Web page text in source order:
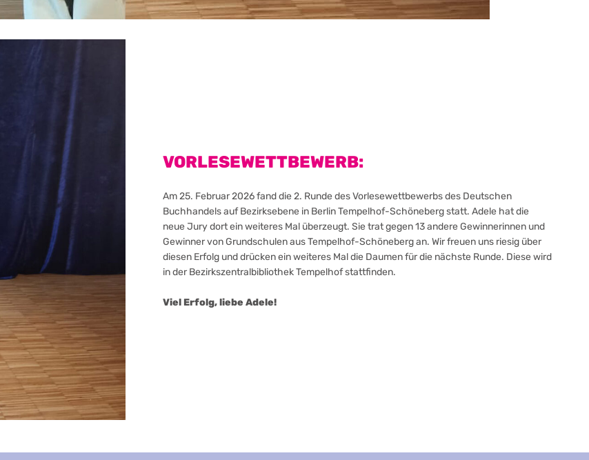
VORLESEWETTBEWERB:
Am 25. Februar 2026 fand die 2. Runde des Vorlesewettbewerbs des Deutschen
Buchhandels auf Bezirksebene in Berlin Tempelhof-Schöneberg statt. Adele hat die
neue Jury dort ein weiteres Mal überzeugt. Sie trat gegen 13 andere Gewinnerinnen und
Gewinner von Grundschulen aus Tempelhof-Schöneberg an. Wir freuen uns riesig über
diesen Erfolg und drücken ein weiteres Mal die Daumen für die nächste Runde. Diese wird
in der Bezirkszentralbibliothek Tempelhof stattfinden.
Viel Erfolg, liebe Adele!